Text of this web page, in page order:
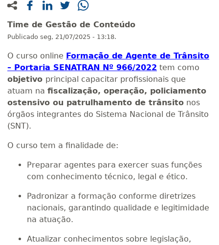
Time de Gestão de Conteúdo
Publicado seg, 21/07/2025 - 13:18.
O curso online Formação de Agente de Trânsito
– Portaria SENATRAN Nº 966/2022 tem como
objetivo principal capacitar profissionais que
atuam na fiscalização, operação, policiamento
ostensivo ou patrulhamento de trânsito nos
órgãos integrantes do Sistema Nacional de Trânsito
(SNT).
O curso tem a finalidade de:
Preparar agentes para exercer suas funções
com conhecimento técnico, legal e ético.
Padronizar a formação conforme diretrizes
nacionais, garantindo qualidade e legitimidade
na atuação.
Atualizar conhecimentos sobre legislação,